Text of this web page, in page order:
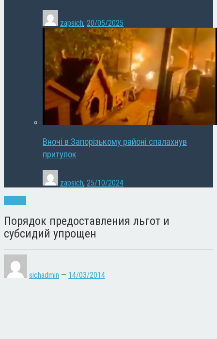
zapsich, 20/05/2025
Вночі в Запорізькому районі спалахнув
притулок
zapsich, 25/10/2024
Порядок предоставления льгот и
субсидий упрощен
sichadmin — 14/03/2014